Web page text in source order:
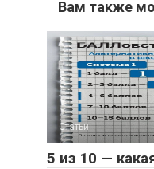
Вам также
Статьи
5 из 10 —